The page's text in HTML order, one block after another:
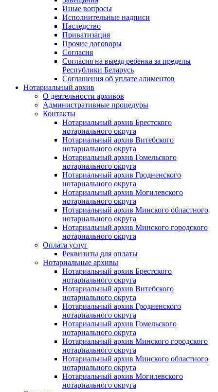
Иные вопросы
Исполнительные надписи
Наследство
Приватизация
Прочие договоры
Согласия
Согласия на выезд ребенка за пределы
Республики Беларусь
Соглашения об уплате алиментов
Нотариальный архив
О деятельности архивов
Административные процедуры
Контакты
Нотариальный архив Брестского
нотариального округа
Нотариальный архив Витебского
нотариального округа
Нотариальный архив Гомельского
нотариального округа
Нотариальный архив Гродненского
нотариального округа
Нотариальный архив Могилевского
нотариального округа
Нотариальный архив Минского областного
нотариального округа
Нотариальный архив Минского городского
нотариального округа
Оплата услуг
Реквизиты для оплаты
Нотариальные архивы
Нотариальный архив Брестского
нотариального округа
Нотариальный архив Витебского
нотариального округа
Нотариальный архив Гродненского
нотариального округа
Нотариальный архив Гомельского
нотариального округа
Нотариальный архив Минского городского
нотариального округа
Нотариальный архив Минского областного
нотариального округа
Нотариальный архив Могилевского
нотариального округа